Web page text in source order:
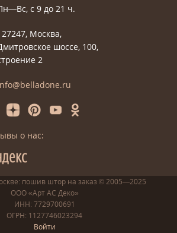
с 9 до 21 ч.
Москва,
шоссе, 100,
2
о нас:
пошив штор на заказ © 2005—2025
ООО «Арт АС Деко»
ИНН: 7729700691
ОГРН: 1127746023294
Войти